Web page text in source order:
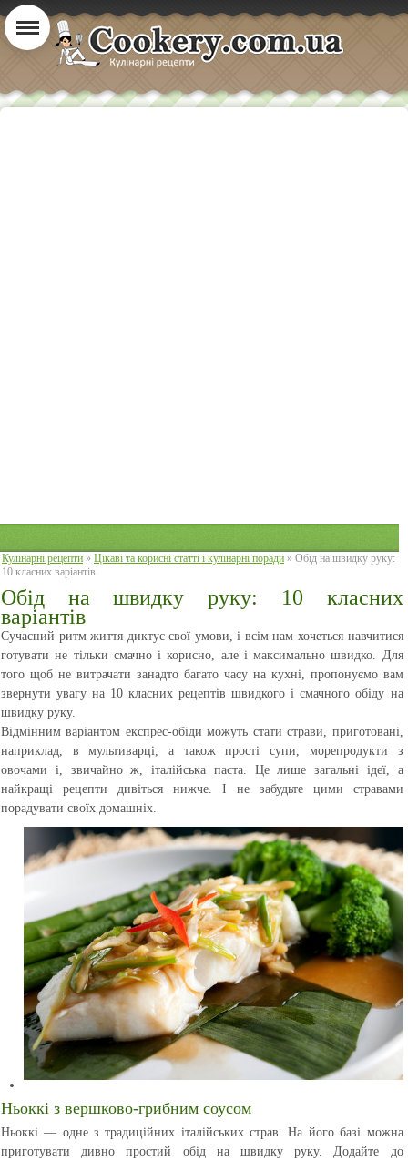
Кулінарні рецепти » Цікаві та корисні статті і кулінарні поради » Обід на швидку руку:
10 класних варіантів
Обід на швидку руку: 10 класних
варіантів
Сучасний ритм життя диктує свої умови, і всім нам хочеться навчитися
готувати не тільки смачно і корисно, але і максимально швидко. Для
того щоб не витрачати занадто багато часу на кухні, пропонуємо вам
звернути увагу на 10 класних рецептів швидкого і смачного обіду на
швидку руку.
Відмінним варіантом експрес-обіди можуть стати страви, приготовані,
наприклад, в мультиварці, а також прості супи, морепродукти з
овочами і, звичайно ж, італійська паста. Це лише загальні ідеї, а
найкращі рецепти дивіться нижче. І не забудьте цими стравами
порадувати своїх домашніх.
Ньоккі з вершково-грибним соусом
Ньоккі — одне з традиційних італійських страв. На його базі можна
приготувати дивно простий обід на швидку руку. Додайте до